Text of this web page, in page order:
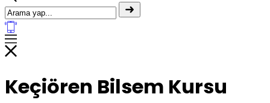
Keçiören Bilsem Kursu